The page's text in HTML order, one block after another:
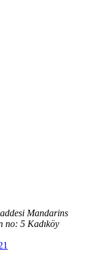
Mandarins
no: 5 Kadıköy